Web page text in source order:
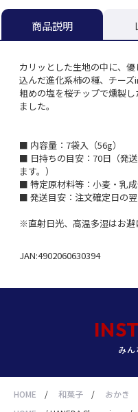
HOME / 和菓子 / おかき
商品説明
カリッとした生地の中に、
込んだ進化系柿の種、チーズ
粗めの塩を桜チップで燻製
ました。
■ 内容量：7袋入（56g）
■ 日持ちの目安：70日（発
ます。）
■ 特定原材料等：小麦・乳
■ 発送目安：注文確定日の
※直射日光、高温多湿はお避
JAN:4902060630394
み